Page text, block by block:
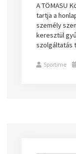
A TÖMASU
tartja a
személy
keresztül
szolgáltatás
Sportime